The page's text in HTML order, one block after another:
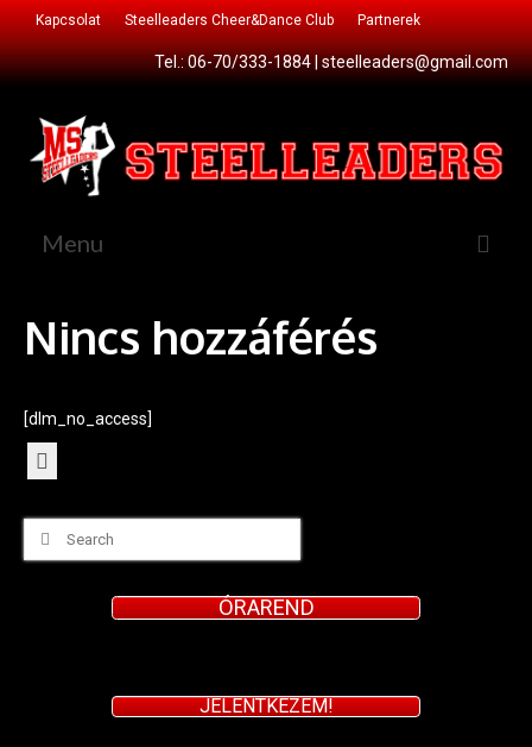
Kapcsolat Steelleaders Cheer&Dance Club Partnerek
Tel.: 06-70/333-1884 |steelleaders@gmail.com
Menu
Csatlakozz!
Cheer&Dance Club
Cheerdance
Csapataink
Nincs hozzáférés
[dlm_no_access]
Search
ÓRAREND
JELENTKEZEM!